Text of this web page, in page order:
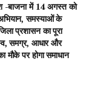
-बाजना में 14 अगस्त को
समस्याओं के
प्रशासन का पूरा
समग्र, आधार और
पर होगा समाधान